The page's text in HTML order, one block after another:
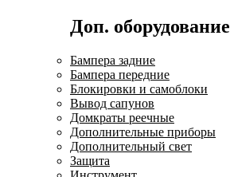
Доп. оборудование
Бампера задние
Бампера передние
Блокировки и самоблоки
Вывод сапунов
Домкраты реечные
Дополнительные приборы
Дополнительный свет
Защита